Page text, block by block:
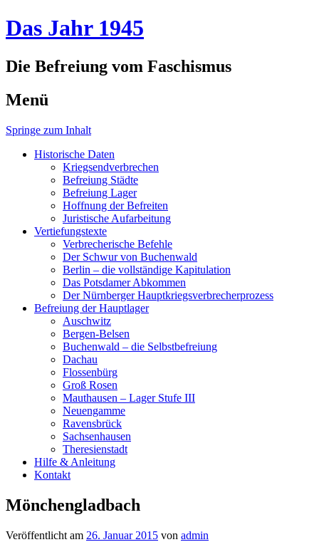
Das Jahr 1945
Die Befreiung vom Faschismus
Menü
Springe zum Inhalt
Historische Daten
Kriegsendverbrechen
Befreiung Städte
Befreiung Lager
Hoffnung der Befreiten
Juristische Aufarbeitung
Vertiefungstexte
Verbrecherische Befehle
Der Schwur von Buchenwald
Berlin – die vollständige Kapitulation
Das Potsdamer Abkommen
Der Nürnberger Hauptkriegsverbrecherprozess
Befreiung der Hauptlager
Auschwitz
Bergen-Belsen
Buchenwald – die Selbstbefreiung
Dachau
Flossenbürg
Groß Rosen
Mauthausen – Lager Stufe III
Neuengamme
Ravensbrück
Sachsenhausen
Theresienstadt
Hilfe & Anleitung
Kontakt
Mönchengladbach
Veröffentlicht am 26. Januar 2015 von admin